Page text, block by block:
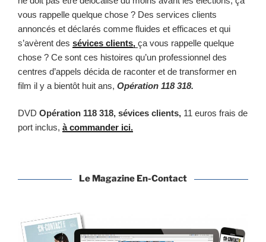
vous rappelle quelque chose ? Des services clients
annoncés et déclarés comme fluides et efficaces et qui
s’avèrent des sévices clients, ça vous rappelle quelque
chose ? Ce sont ces histoires qu’un professionnel des
centres d’appels décida de raconter et de transformer en
film il y a bientôt huit ans, Opération 118 318.
DVD Opération 118 318, sévices clients, 11 euros frais de
port inclus, à commander ici.
Le Magazine En-Contact